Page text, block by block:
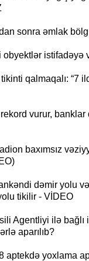
sonra əmlak
istifadəyə
qalmaqalı: “7
vurur, banklar
baxımsız
dəmir yolu
tikilir - VİDEO
Agentliyi ilə bağlı
aparılıb?
yoxlama